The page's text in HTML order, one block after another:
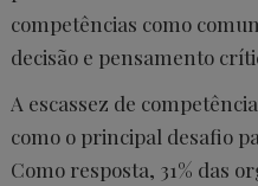
competências como
decisão e pensamento
A escassez de
como o principal desafio
Como resposta, 31% das